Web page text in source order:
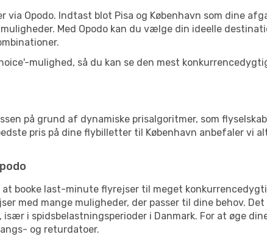
via Opodo. Indtast blot Pisa og København som dine
Med Opodo kan du vælge din ideelle
mulighed, så du kan se den mest
på grund af dynamiske prisalgoritmer, som
pris på dine flybilletter til København anbefaler vi
booke last-minute flyrejser til meget
med mange muligheder, der passer til dine behov.
i spidsbelastningsperioder i Danmark. For at øge
og returdatoer.